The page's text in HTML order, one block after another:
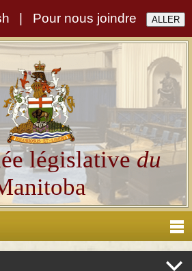
Pour nous joindre
législativedu